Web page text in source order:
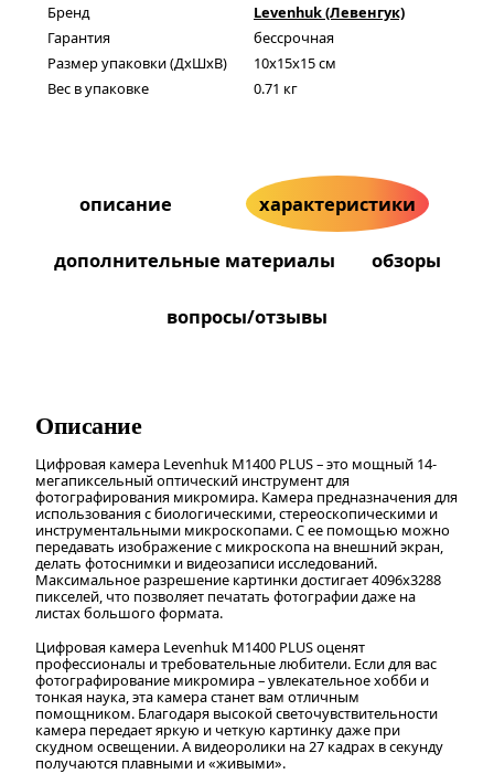
Бренд
Levenhuk (Левенгук)
Гарантия
бессрочная
Размер упаковки (ДxШxВ)
10x15x15 см
Вес в упаковке
0.71 кг
описание характеристики
дополнительные материалы обзоры
вопросы/отзывы
Описание
Цифровая камера Levenhuk M1400 PLUS – это мощный 14-
мегапиксельный оптический инструмент для
фотографирования микромира. Камера предназначения для
использования с биологическими, стереоскопическими и
инструментальными микроскопами. С ее помощью можно
передавать изображение с микроскопа на внешний экран,
делать фотоснимки и видеозаписи исследований.
Максимальное разрешение картинки достигает 4096x3288
пикселей, что позволяет печатать фотографии даже на
листах большого формата.
Цифровая камера Levenhuk M1400 PLUS оценят
профессионалы и требовательные любители. Если для вас
фотографирование микромира – увлекательное хобби и
тонкая наука, эта камера станет вам отличным
помощником. Благодаря высокой светочувствительности
камера передает яркую и четкую картинку даже при
скудном освещении. А видеоролики на 27 кадрах в секунду
получаются плавными и «живыми».